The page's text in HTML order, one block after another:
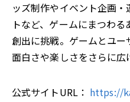
ッズ制作やイベント企画
トなど、ゲームにまつわ
創出に挑戦。ゲームとユ
面白さや楽しさをさらに広
公式サイトURL： https://